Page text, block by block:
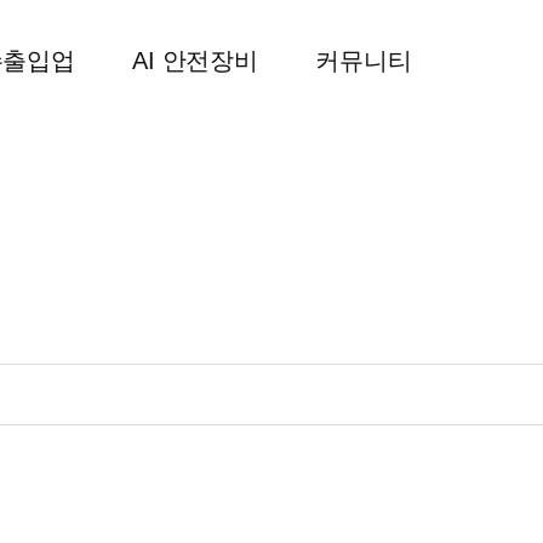
입업 AI 안전장비 커뮤니티